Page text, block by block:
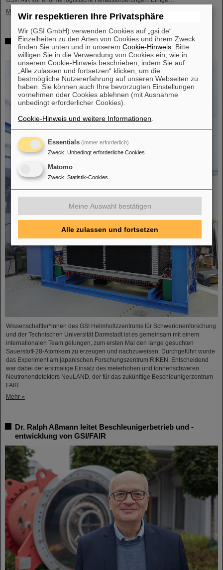
Mehr »
Erfolgreiches Experiment mit FAIR-Detektor in Japan –
Erstmalige Messung des Kerns Sauerstoff-28
Wissenschaftler*innen des GSI Helmholtzzentrums für Schwerionenforschung
und der Technischen Universität Darmstadt ist es gemeinsam mit einem
internationalen Team gelungen, zum ersten Mal den lange gesuchten
Sauerstoff-28-Atomkern zu erzeugen und nachzuweisen. Durchgeführt wurde
das Experiment am japanischen Forschungszentrum RIKEN. Entscheidend
war dabei der erstmalige Einsatz des meterhohen und tonnenschweren
Neutronendetektors NeuLAND, der für das zukünftige Beschleunigerzentrum
FAIR ...
Mehr »
Dr. Ralph Aßmann leitet Beschleunigerbetrieb und -
entwicklung von GSI/FAIR
Wir respektieren Ihre Privatsphäre
Wir (GSI GmbH) verwenden Cookies auf „gsi.de“.
Einzelheiten zu den Arten von Cookies und ihrem Zweck
finden Sie unten und in unseremCookie-Hinweis . Bitte
willigen Sie in die Verwendung von Cookies ein, wie in
unserem Cookie-Hinweis beschrieben, indem Sie auf
„Alle zulassen und fortsetzen“ klicken, um die
bestmögliche Nutzererfahrung auf unseren Webseiten zu
haben. Sie können auch Ihre bevorzugten Einstellungen
vornehmen oder Cookies ablehnen (mit Ausnahme
unbedingt erforderlicher Cookies).
Cookie-Hinweis und weitere Informationen
Essentials (immer erforderlich)
Zweck: Unbedingt erforderliche Cookies
Matomo
Zweck: Statistik-Cookies
Meine Auswahl bestätigen
Alle zulassen und fortsetzen